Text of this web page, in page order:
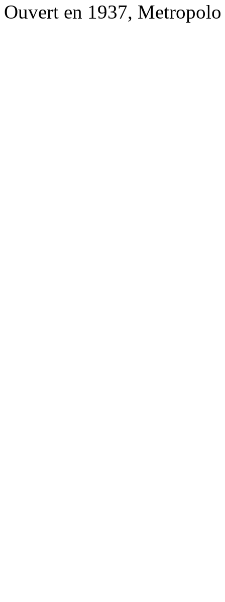
Ouvert en 1937,